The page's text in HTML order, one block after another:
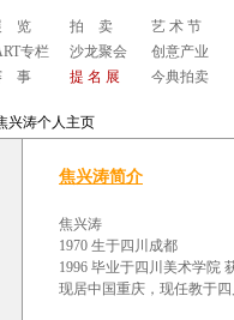
览
专栏
事
拍 卖
沙龙聚会
提 名 展
艺 术 节
创意产业
今典拍卖
兴涛个人主页
焦兴涛简介
焦兴涛
1970 生于四川成都
1996 毕业于四川美术学院
现居中国重庆，现任教于